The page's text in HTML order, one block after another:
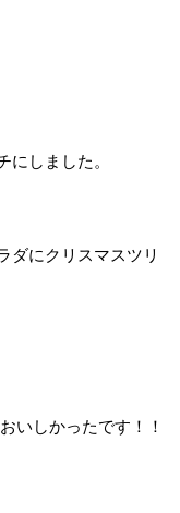
にしました。
ダにクリスマスツリ
いしかったです！！